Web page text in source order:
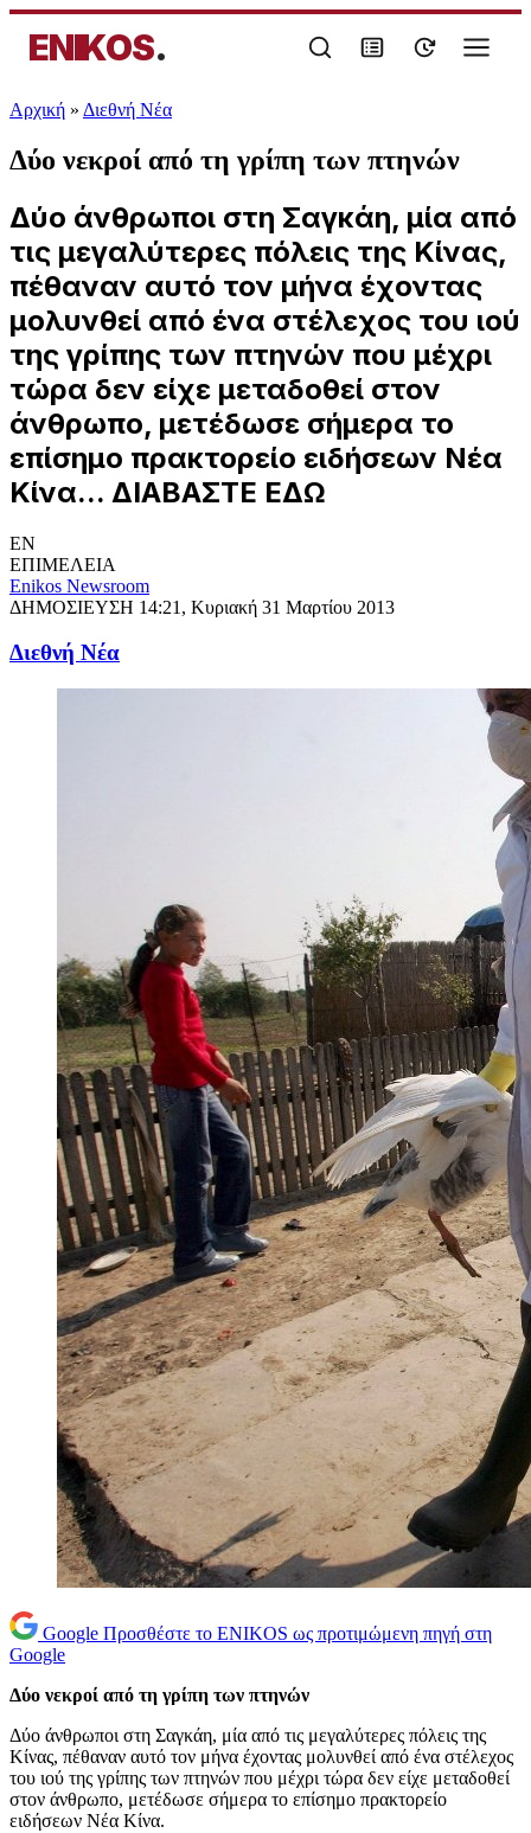
ENIKOS.
Αρχική » Διεθνή Νέα
Δύο νεκροί από τη γρίπη των πτηνών
Δύο άνθρωποι στη Σαγκάη, μία από
τις μεγαλύτερες πόλεις της Κίνας,
πέθαναν αυτό τον μήνα έχοντας
μολυνθεί από ένα στέλεχος του ιού
της γρίπης των πτηνών που μέχρι
τώρα δεν είχε μεταδοθεί στον
άνθρωπο, μετέδωσε σήμερα το
επίσημο πρακτορείο ειδήσεων Νέα
Κίνα... ΔΙΑΒΑΣΤΕ ΕΔΩ
EN
ΕΠΙΜΕΛΕΙΑ
Enikos Newsroom
ΔΗΜΟΣΙΕΥΣΗ 14:21, Κυριακή 31 Μαρτίου 2013
Διεθνή Νέα
Google Προσθέστε το ENIKOS ως προτιμώμενη πηγή στη
Google
Δύο νεκροί από τη γρίπη των πτηνών
Δύο άνθρωποι στη Σαγκάη, μία από τις μεγαλύτερες πόλεις της
Κίνας, πέθαναν αυτό τον μήνα έχοντας μολυνθεί από ένα στέλεχος
του ιού της γρίπης των πτηνών που μέχρι τώρα δεν είχε μεταδοθεί
στον άνθρωπο, μετέδωσε σήμερα το επίσημο πρακτορείο
ειδήσεων Νέα Κίνα.